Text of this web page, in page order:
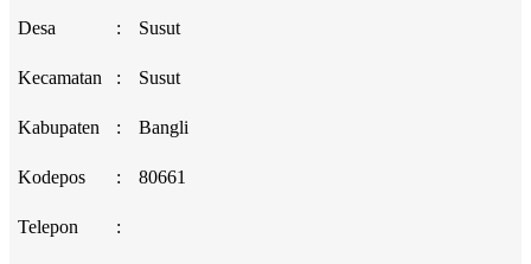
Desa : Susut
Kecamatan : Susut
Kabupaten : Bangli
Kodepos : 80661
Telepon :